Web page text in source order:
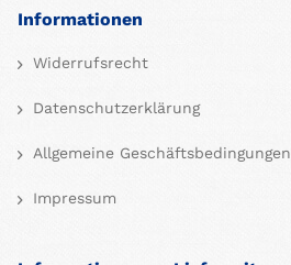
Informationen
Widerrufsrecht
Datenschutzerklärung
Allgemeine Geschäftsbedingungen
Impressum